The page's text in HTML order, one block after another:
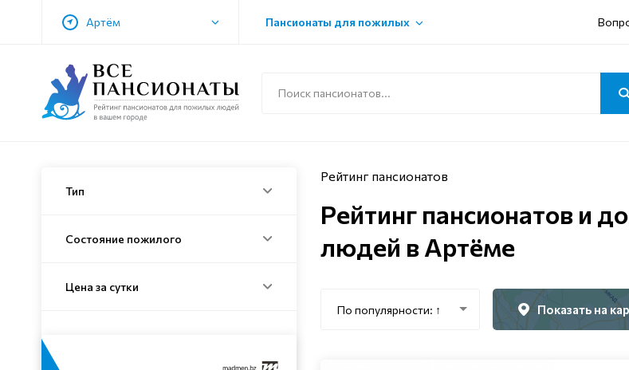
Артём Пансионаты для пожилых
Тип
Состояние пожилого
Цена за сутки
Рейтинг пансионатов
Рейтинг пансионатов и
людей в Артёме
По популярности: ↑ Показать на